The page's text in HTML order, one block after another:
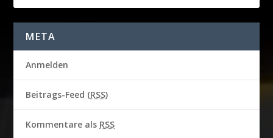
META
Anmelden
Beitrags-Feed (RSS)
Kommentare als RSS